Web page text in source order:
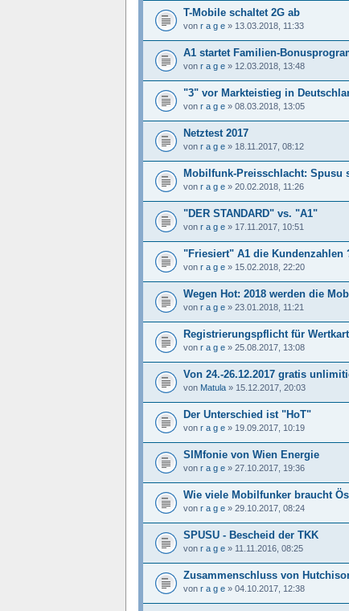
T-Mobile schaltet 2G ab
von r a g e » 13.03.2018, 11:33
A1 startet Familien-
von r a g e » 12.03.2018, 13:48
"3" vor Markteistieg in
von r a g e » 08.03.2018, 13:05
Netztest 2017
von r a g e » 18.11.2017, 08:12
Mobilfunk-Preisschlacht: Spusu
von r a g e » 20.02.2018, 11:26
"DER STANDARD" vs. "A1"
von r a g e » 17.11.2017, 10:51
"Friesiert" A1 die Kundenzahlen
von r a g e » 15.02.2018, 22:20
Wegen Hot: 2018 werden die
von r a g e » 23.01.2018, 11:21
Registrierungspflicht für
von r a g e » 25.08.2017, 13:08
Von 24.-26.12.2017 gratis
von Matula » 15.12.2017, 20:03
Der Unterschied ist "HoT"
von r a g e » 19.09.2017, 10:19
SIMfonie von Wien Energie
von r a g e » 27.10.2017, 19:36
Wie viele Mobilfunker braucht
von r a g e » 29.10.2017, 08:24
SPUSU - Bescheid der TKK
von r a g e » 11.11.2016, 08:25
Zusammenschluss von
von r a g e » 04.10.2017, 12:38